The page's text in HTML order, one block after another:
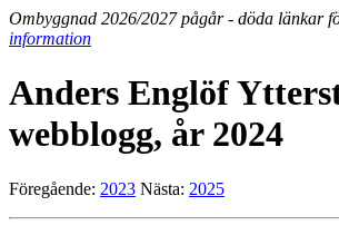
Ombyggnad 2026/2027 pågår - döda länkar
information
Anders Englöf
webblogg, år 2024
Föregående: 2023 Nästa: 2025